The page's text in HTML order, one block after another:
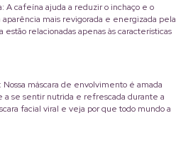
A cafeína ajuda a reduzir o inchaço e o
mais revigorada e energizada pela
estão relacionadas apenas às características
Nossa máscara de envolvimento é amada
se sentir nutrida e refrescada durante a
facial viral e veja por que todo mundo a